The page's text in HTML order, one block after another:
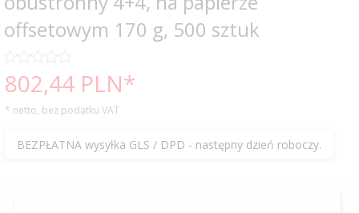
offsetowym 170 g, 500 sztuk
802,44 PLN*
* netto, bez podatku VAT
BEZPŁATNA wysyłka GLS / DPD - następny dzień roboczy.